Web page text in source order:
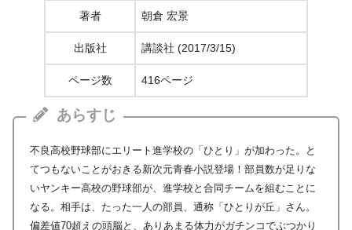
著者 朝倉 宏景
出版社 講談社 (2017/3/15)
ページ数 416ページ
あらすじ
不良高校野球部にエリート進学校の「ひとり」が加わった。と
てつもないことがおきる新次元青春小説登場！部員数が足りな
いヤンキー高校の野球部が、進学校と合同チームを組むことに
なる。相手は、たった一人の部員、通称「ひとりが丘」さん。
偏差値70超えの頭脳と、ありあまる体力がガチンコでぶつかり